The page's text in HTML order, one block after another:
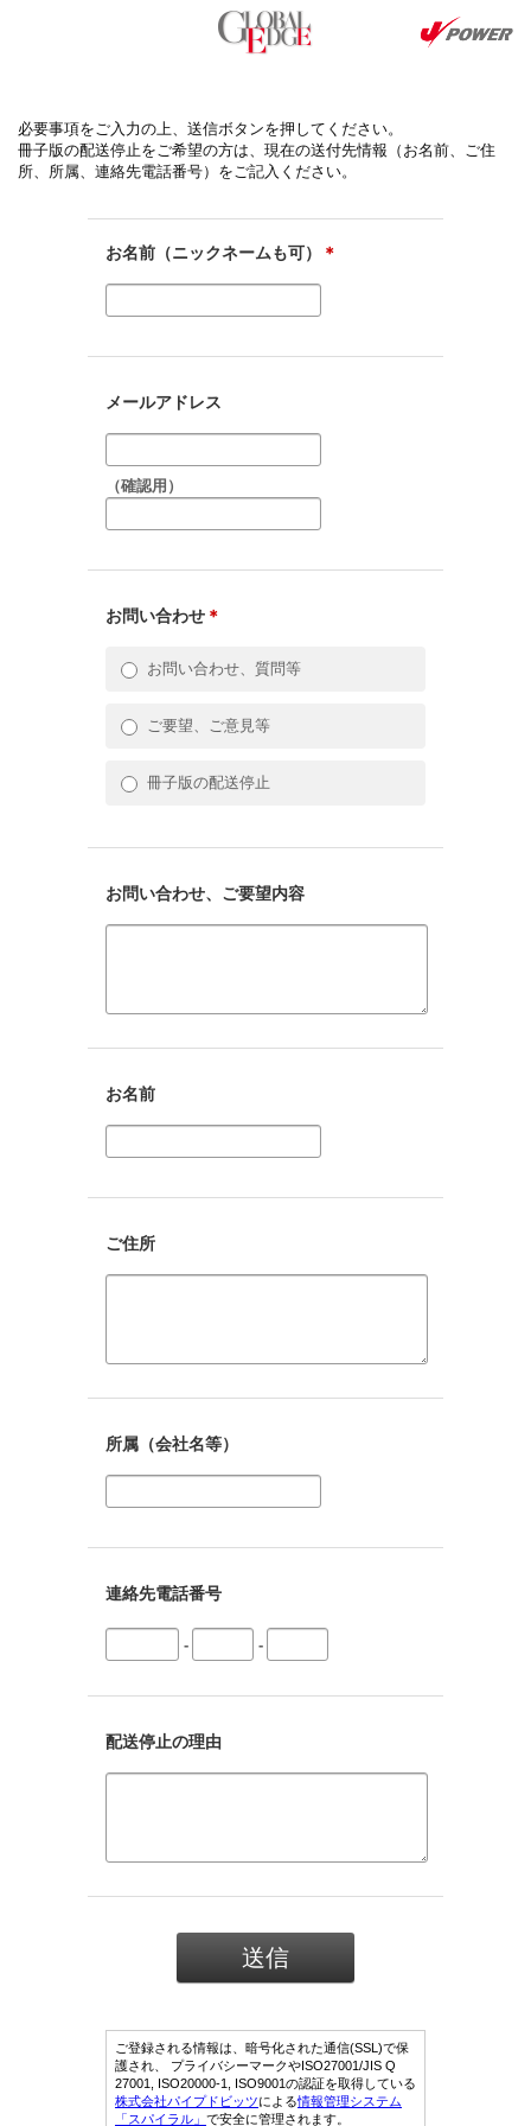
必要事項をご入力の上、送信ボタンを押してください。
冊子版の配送停止をご希望の方は、現在の送付先情報（お名前、ご住
所、所属、連絡先電話番号）をご記入ください。
お名前（ニックネームも可） ＊
メールアドレス
（確認用）
お問い合わせ ＊
お問い合わせ、質問等
ご要望、ご意見等
冊子版の配送停止
お問い合わせ、ご要望内容
お名前
ご住所
所属（会社名等）
連絡先電話番号
- -
配送停止の理由
ご登録される情報は、暗号化された通信(SSL)で保
護され、 プライバシーマークやISO27001/JIS Q
27001, ISO20000-1, ISO9001の認証を取得している
株式会社パイプドビッツによる情報管理システム
「スパイラル」 で安全に管理されます。